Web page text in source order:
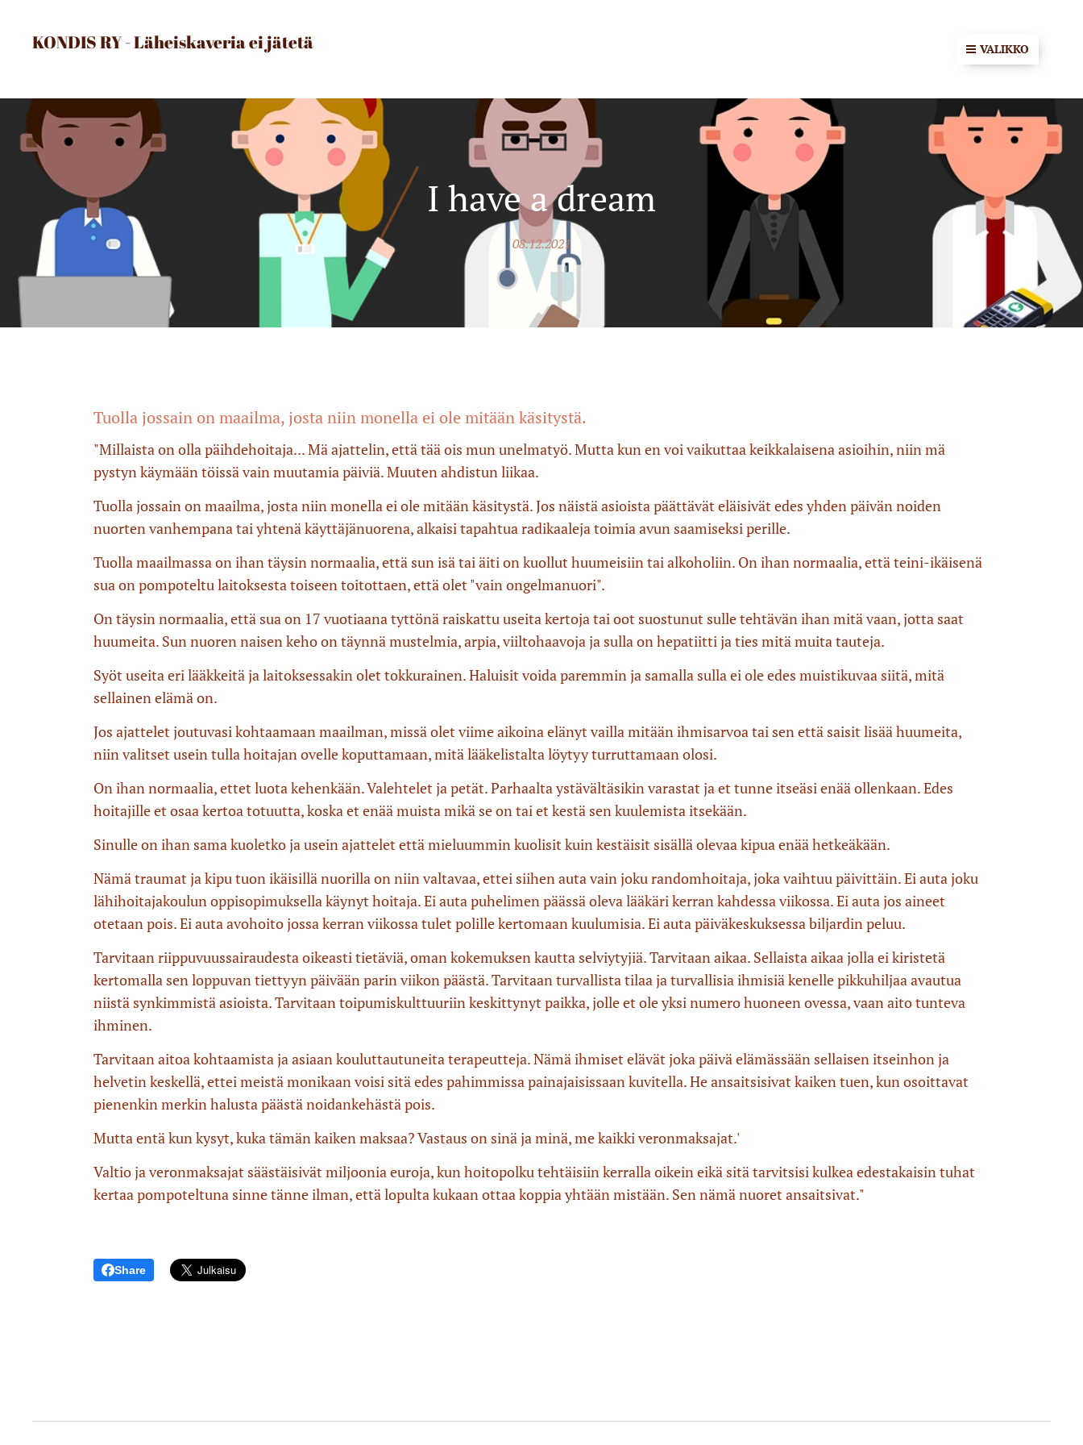
KONDIS RY - Läheiskaveria ei jätetä VALIKKO
I have a dream
08.12.2021
Tuolla jossain on maailma, josta niin monella ei ole mitään käsitystä.
"Millaista on olla päihdehoitaja... Mä ajattelin, että tää ois mun unelmatyö. Mutta kun en voi vaikuttaa keikkalaisena asioihin, niin mä
pystyn käymään töissä vain muutamia päiviä. Muuten ahdistun liikaa.
Tuolla jossain on maailma, josta niin monella ei ole mitään käsitystä. Jos näistä asioista päättävät eläisivät edes yhden päivän noiden
nuorten vanhempana tai yhtenä käyttäjänuorena, alkaisi tapahtua radikaaleja toimia avun saamiseksi perille.
Tuolla maailmassa on ihan täysin normaalia, että sun isä tai äiti on kuollut huumeisiin tai alkoholiin. On ihan normaalia, että teini-ikäisenä
sua on pompoteltu laitoksesta toiseen toitottaen, että olet "vain ongelmanuori".
On täysin normaalia, että sua on 17 vuotiaana tyttönä raiskattu useita kertoja tai oot suostunut sulle tehtävän ihan mitä vaan, jotta saat
huumeita. Sun nuoren naisen keho on täynnä mustelmia, arpia, viiltohaavoja ja sulla on hepatiitti ja ties mitä muita tauteja.
Syöt useita eri lääkkeitä ja laitoksessakin olet tokkurainen. Haluisit voida paremmin ja samalla sulla ei ole edes muistikuvaa siitä, mitä
sellainen elämä on.
Jos ajattelet joutuvasi kohtaamaan maailman, missä olet viime aikoina elänyt vailla mitään ihmisarvoa tai sen että saisit lisää huumeita,
niin valitset usein tulla hoitajan ovelle koputtamaan, mitä lääkelistalta löytyy turruttamaan olosi.
On ihan normaalia, ettet luota kehenkään. Valehtelet ja petät. Parhaalta ystävältäsikin varastat ja et tunne itseäsi enää ollenkaan. Edes
hoitajille et osaa kertoa totuutta, koska et enää muista mikä se on tai et kestä sen kuulemista itsekään.
Sinulle on ihan sama kuoletko ja usein ajattelet että mieluummin kuolisit kuin kestäisit sisällä olevaa kipua enää hetkeäkään.
Nämä traumat ja kipu tuon ikäisillä nuorilla on niin valtavaa, ettei siihen auta vain joku randomhoitaja, joka vaihtuu päivittäin. Ei auta joku
lähihoitajakoulun oppisopimuksella käynyt hoitaja. Ei auta puhelimen päässä oleva lääkäri kerran kahdessa viikossa. Ei auta jos aineet
otetaan pois. Ei auta avohoito jossa kerran viikossa tulet polille kertomaan kuulumisia. Ei auta päiväkeskuksessa biljardin peluu.
Tarvitaan riippuvuussairaudesta oikeasti tietäviä, oman kokemuksen kautta selviytyjiä. Tarvitaan aikaa. Sellaista aikaa jolla ei kiristetä
kertomalla sen loppuvan tiettyyn päivään parin viikon päästä. Tarvitaan turvallista tilaa ja turvallisia ihmisiä kenelle pikkuhiljaa avautua
niistä synkimmistä asioista. Tarvitaan toipumiskulttuuriin keskittynyt paikka, jolle et ole yksi numero huoneen ovessa, vaan aito tunteva
ihminen.
Tarvitaan aitoa kohtaamista ja asiaan kouluttautuneita terapeutteja. Nämä ihmiset elävät joka päivä elämässään sellaisen itseinhon ja
helvetin keskellä, ettei meistä monikaan voisi sitä edes pahimmissa painajaisissaan kuvitella. He ansaitsisivat kaiken tuen, kun osoittavat
pienenkin merkin halusta päästä noidankehästä pois.
Mutta entä kun kysyt, kuka tämän kaiken maksaa? Vastaus on sinä ja minä, me kaikki veronmaksajat.'
Valtio ja veronmaksajat säästäisivät miljoonia euroja, kun hoitopolku tehtäisiin kerralla oikein eikä sitä tarvitsisi kulkea edestakaisin tuhat
kertaa pompoteltuna sinne tänne ilman, että lopulta kukaan ottaa koppia yhtään mistään. Sen nämä nuoret ansaitsivat."
Share